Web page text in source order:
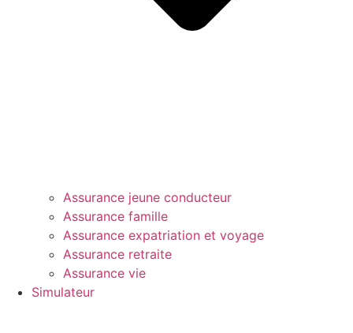
Assurance jeune conducteur
Assurance famille
Assurance expatriation et voyage
Assurance retraite
Assurance vie
Simulateur